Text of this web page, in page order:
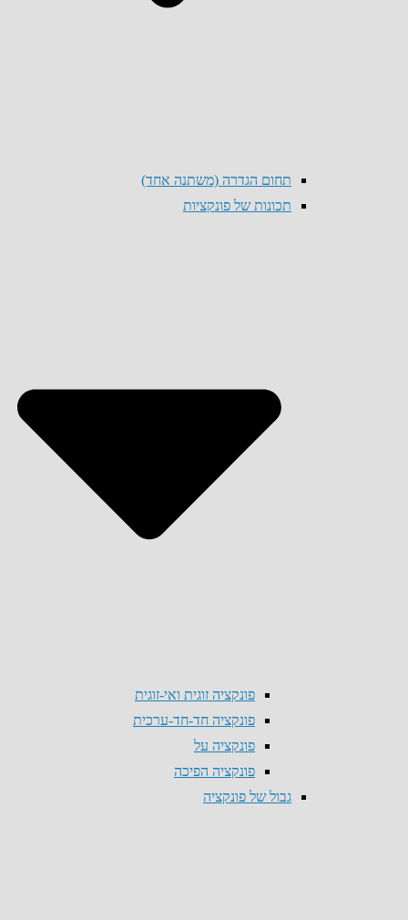
תחום הגדרה (משתנה אחד)
תכונות של פונקציות
פונקציה זוגית ואי-זוגית
פונקציה חד-חד-ערכית
פונקציה על
פונקציה הפיכה
גבול של פונקציה